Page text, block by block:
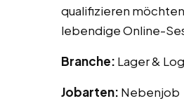
qualifizieren
lebendige Online-
Branche: Lager &
Jobarten: Nebenjob